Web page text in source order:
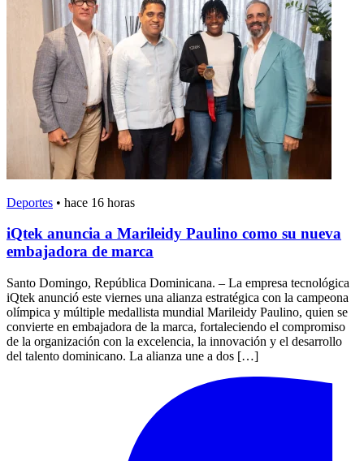
Deportes • hace 16 horas
iQtek anuncia a Marileidy Paulino como su nueva
embajadora de marca
Santo Domingo, República Dominicana. – La empresa tecnológica
iQtek anunció este viernes una alianza estratégica con la campeona
olímpica y múltiple medallista mundial Marileidy Paulino, quien se
convierte en embajadora de la marca, fortaleciendo el compromiso
de la organización con la excelencia, la innovación y el desarrollo
del talento dominicano. La alianza une a dos […]